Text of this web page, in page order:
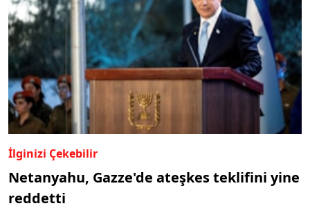
İlginizi Çekebilir
Netanyahu, Gazze'de ateşkes teklifini yine
reddetti